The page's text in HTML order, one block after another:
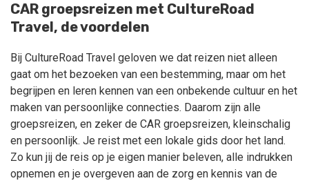
CAR groepsreizen met CultureRoad
Travel, de voordelen
Bij CultureRoad Travel geloven we dat reizen niet alleen
gaat om het bezoeken van een bestemming, maar om het
begrijpen en leren kennen van een onbekende cultuur en het
maken van persoonlijke connecties. Daarom zijn alle
groepsreizen, en zeker de CAR groepsreizen, kleinschalig
en persoonlijk. Je reist met een lokale gids door het land.
Zo kun jij de reis op je eigen manier beleven, alle indrukken
opnemen en je overgeven aan de zorg en kennis van de